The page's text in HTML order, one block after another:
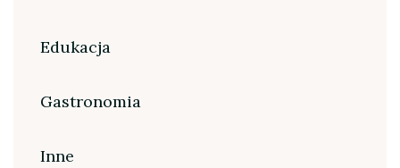
Edukacja
Gastronomia
Inne